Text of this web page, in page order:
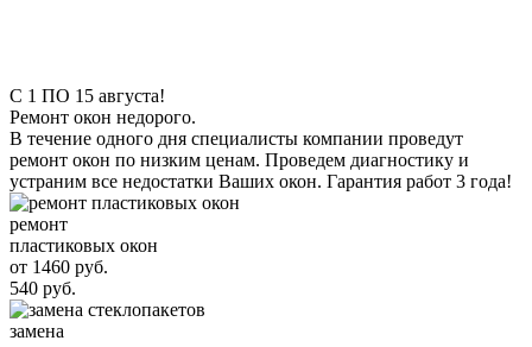
С 1 ПО 15 августа!
Ремонт окон недорого.
В течение одного дня специалисты компании проведут
ремонт окон по низким ценам. Проведем диагностику и
устраним все недостатки Ваших окон. Гарантия работ 3 года!
ремонт
пластиковых окон
от 1460 руб.
540 руб.
замена